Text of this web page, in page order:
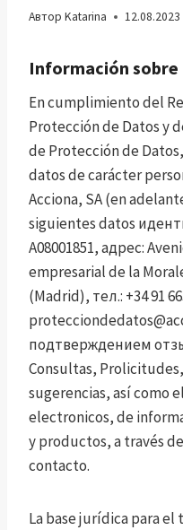
Автор Katarina 12.08.2023
Información
En cumplimiento del
Protección de Datos y
de Protección de
datos de carácter
Acciona, SA (en
siguientes datos
A08001851, адрес:
empresarial de la
(Madrid), тел.: +34 91
подтверждением
Consultas,
sugerencias, así como
electronicos, de
y productos, a través
contacto.
La base jurídica para